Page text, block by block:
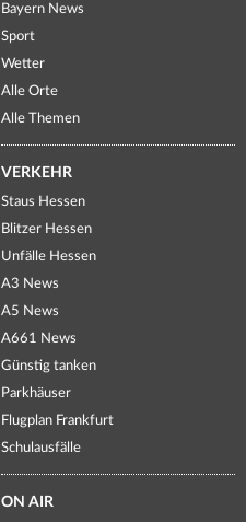
Bayern News
Sport
Wetter
Alle Orte
Alle Themen
VERKEHR
Staus Hessen
Blitzer Hessen
Unfälle Hessen
A3 News
A5 News
A661 News
Günstig tanken
Parkhäuser
Flugplan Frankfurt
Schulausfälle
ON AIR